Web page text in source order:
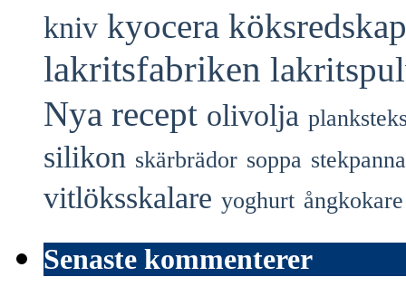
kniv kyocera köksredskap
lakritsfabriken
Nya recept olivolja
silikon skärbrädor soppa stekpanna
vitlöksskalare yoghurt ångkokare
Senaste kommenterer